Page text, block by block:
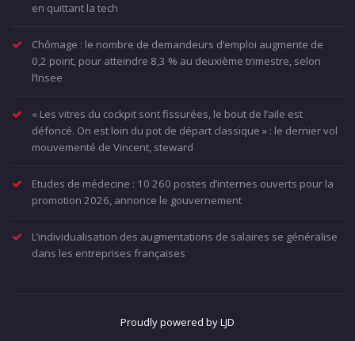
en quittant la tech
Chômage : le nombre de demandeurs d’emploi augmente de
0,2 point, pour atteindre 8,3 % au deuxième trimestre, selon
l’Insee
« Les vitres du cockpit sont fissurées, le bout de l’aile est
défoncé. On est loin du pot de départ classique » : le dernier vol
mouvementé de Vincent, steward
Etudes de médecine : 10 260 postes d’internes ouverts pour la
promotion 2026, annonce le gouvernement
L’individualisation des augmentations de salaires se généralise
dans les entreprises françaises
Proudly powered by LJD